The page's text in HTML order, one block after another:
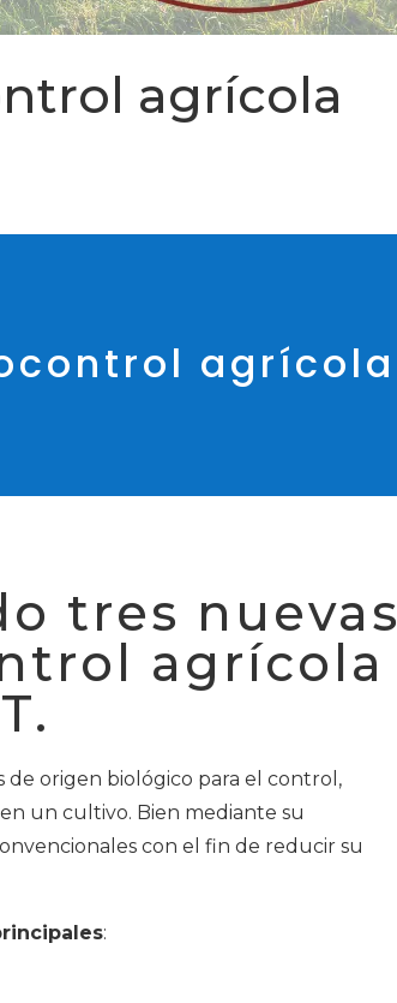
agrícola
agrícola
tres nuevas
agrícola
de origen biológico para el control,
un cultivo. Bien mediante su
con el fin de reducir su
: